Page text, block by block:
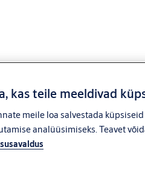
kas teile meeldivad
meile loa salvestada
analüüsimiseks. Teavet